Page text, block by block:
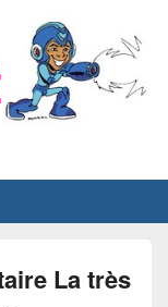
La très